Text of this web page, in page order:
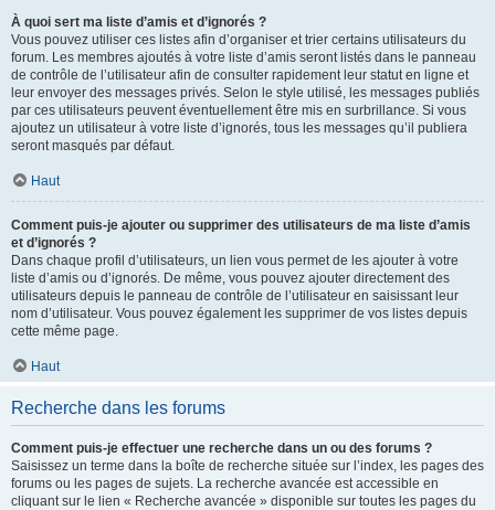
À quoi sert ma liste d’amis et d’ignorés ?
Vous pouvez utiliser ces listes afin d’organiser et trier certains utilisateurs du
forum. Les membres ajoutés à votre liste d’amis seront listés dans le panneau
de contrôle de l’utilisateur afin de consulter rapidement leur statut en ligne et
leur envoyer des messages privés. Selon le style utilisé, les messages publiés
par ces utilisateurs peuvent éventuellement être mis en surbrillance. Si vous
ajoutez un utilisateur à votre liste d’ignorés, tous les messages qu’il publiera
seront masqués par défaut.
Haut
Comment puis-je ajouter ou supprimer des utilisateurs de ma liste d’amis
et d’ignorés ?
Dans chaque profil d’utilisateurs, un lien vous permet de les ajouter à votre
liste d’amis ou d’ignorés. De même, vous pouvez ajouter directement des
utilisateurs depuis le panneau de contrôle de l’utilisateur en saisissant leur
nom d’utilisateur. Vous pouvez également les supprimer de vos listes depuis
cette même page.
Haut
Recherche dans les forums
Comment puis-je effectuer une recherche dans un ou des forums ?
Saisissez un terme dans la boîte de recherche située sur l’index, les pages des
forums ou les pages de sujets. La recherche avancée est accessible en
cliquant sur le lien « Recherche avancée » disponible sur toutes les pages du